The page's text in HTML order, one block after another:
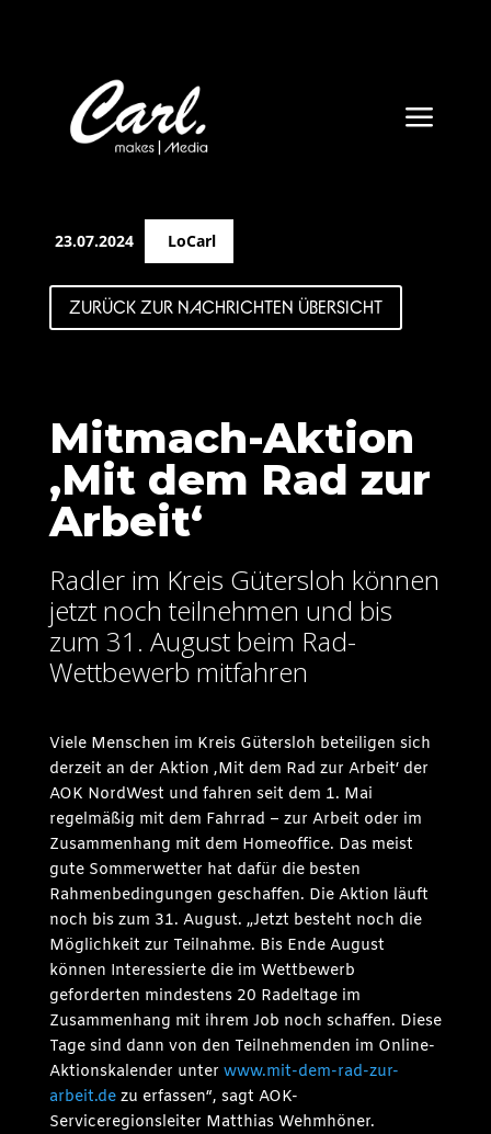
a
23.07.2024 LoCarl
ZURÜCK ZUR NACHRICHTEN ÜBERSICHT
Mitmach-Aktion
‚Mit dem Rad zur
Arbeit‘
Radler im Kreis Gütersloh können
jetzt noch teilnehmen und bis
zum 31. August beim Rad-
Wettbewerb mitfahren
Viele Menschen im Kreis Gütersloh beteiligen sich
derzeit an der Aktion ‚Mit dem Rad zur Arbeit‘ der
AOK NordWest und fahren seit dem 1. Mai
regelmäßig mit dem Fahrrad – zur Arbeit oder im
Zusammenhang mit dem Homeoffice. Das meist
gute Sommerwetter hat dafür die besten
Rahmenbedingungen geschaffen. Die Aktion läuft
noch bis zum 31. August. „Jetzt besteht noch die
Möglichkeit zur Teilnahme. Bis Ende August
können Interessierte die im Wettbewerb
geforderten mindestens 20 Radeltage im
Zusammenhang mit ihrem Job noch schaffen. Diese
Tage sind dann von den Teilnehmenden im Online-
Aktionskalender unter www.mit-dem-rad-zur-
arbeit.dezu erfassen“, sagt AOK-
Serviceregionsleiter Matthias Wehmhöner.